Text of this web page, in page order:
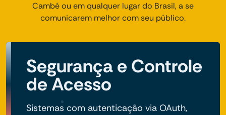
Cambé ou em qualquer lugar do Brasil, a se
comunicarem melhor com seu público.
Segurança e Controle
de Acesso
Sistemas com autenticação via OAuth,